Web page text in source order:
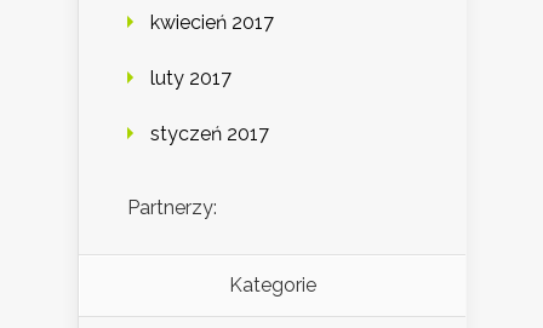
kwiecień 2017
luty 2017
styczeń 2017
Partnerzy:
Kategorie